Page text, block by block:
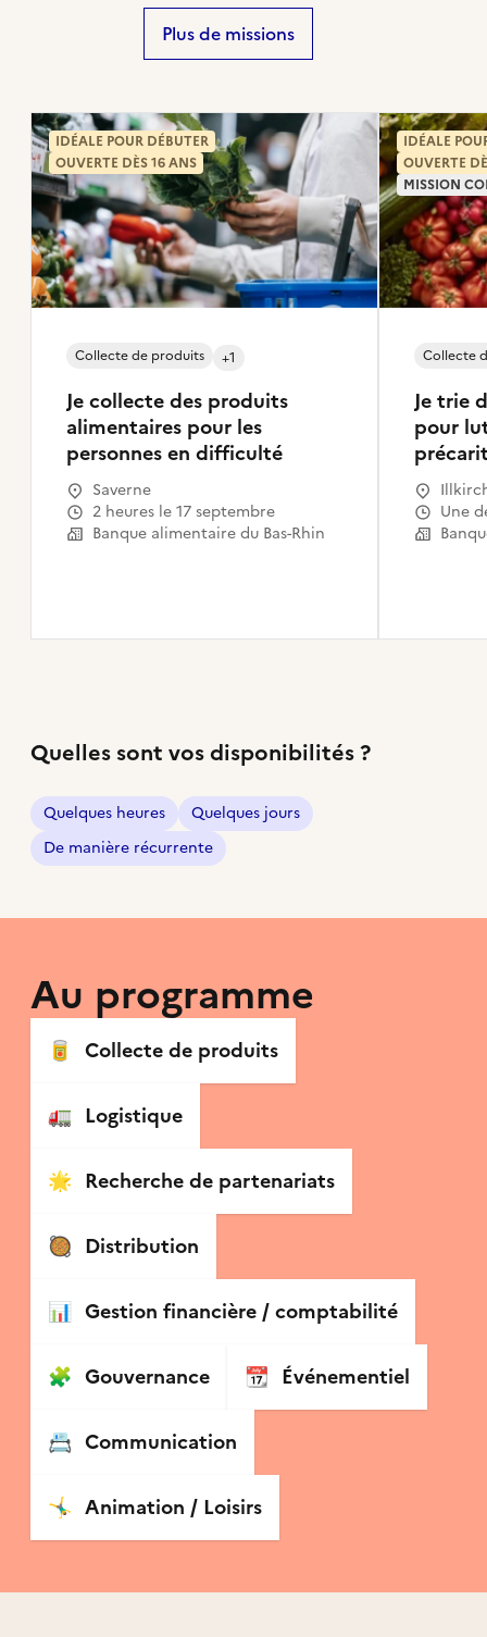
Plus de missions
Je collecte des produits
alimentaires pour les
personnes en difficulté
Collecte de produits +1
Saverne
2 heures le 17 septembre
Banque alimentaire du Bas-Rhin
IDÉALE POUR DÉBUTER
OUVERTE DÈS 16 ANS
Je trie
pour
Collecte
Une
IDÉALE
OUVERTE
MISSION
Quelles sont vos disponibilités ?
Quelques heures
Quelques jours
De manière récurrente
Au programme
🥫 Collecte de produits
🚛 Logistique
🌟 Recherche de partenariats
🥘 Distribution
📊 Gestion financière / comptabilité
🧩 Gouvernance 📆 Événementiel
📇 Communication
🤸‍♂️ Animation / Loisirs